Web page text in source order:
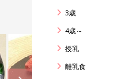
3歳
4歳～
授乳
離乳食